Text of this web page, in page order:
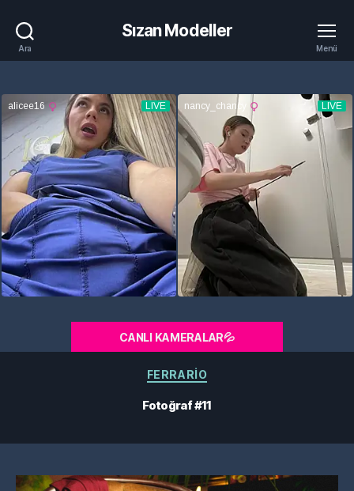
Ara
Sızan Modeller
Menü
CANLI KAMERALAR💦
Kategoriler
FERRARIO
Fotoğraf #11